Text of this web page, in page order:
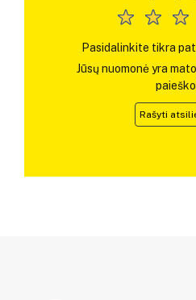
Pasidalinkite tikra
Jūsų nuomonė yra
Rašyti